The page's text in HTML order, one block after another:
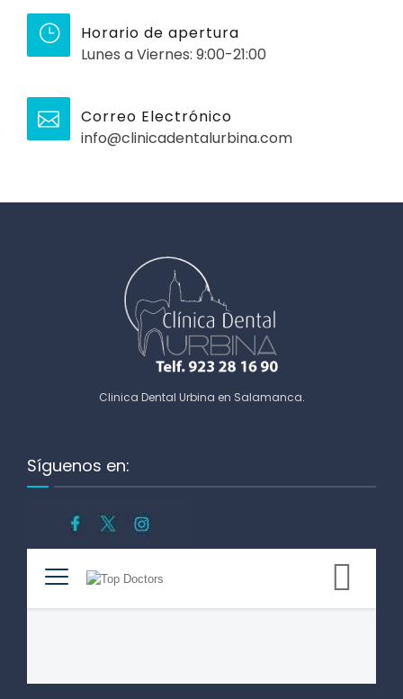
Horario de apertura
Lunes a Viernes: 9:00-21:00
Correo Electrónico
info@clinicadentalurbina.com
Clinica Dental Urbina en Salamanca.
Síguenos en: